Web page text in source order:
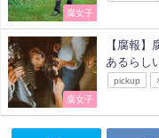
腐女子
腐女子
【腐報
あるらし
pickup